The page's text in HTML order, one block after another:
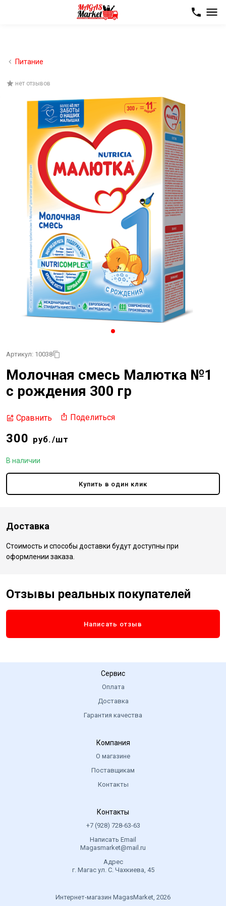
Питание
нет отзывов
Артикул: 10038
Молочная смесь Малютка №1
с рождения 300 гр
Сравнить Поделиться
300 руб./шт
В наличии
Купить в один клик
Доставка
Стоимость и способы доставки будут доступны при
оформлении заказа.
Отзывы реальных покупателей
Написать отзыв
Сервис
Оплата
Доставка
Гарантия качества
Компания
О магазине
Поставщикам
Контакты
Контакты
+7 (928) 728-63-63
Написать Email
Magasmarket@mail.ru
Адрес
г. Магас ул. С. Чахкиева, 45
Интернет-магазин MagasMarket, 2026